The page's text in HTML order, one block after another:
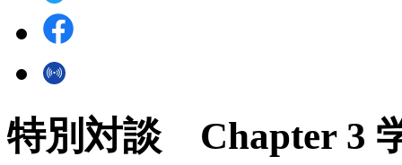
特別対談 Chapter 3